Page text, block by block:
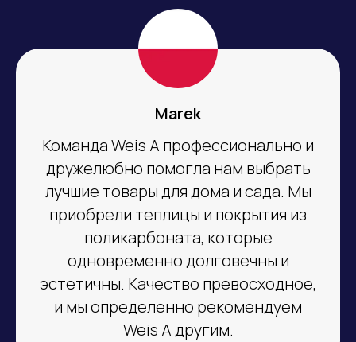
Marek
Команда Weis A профессионально и
дружелюбно помогла нам выбрать
лучшие товары для дома и сада. Мы
приобрели теплицы и покрытия из
поликарбоната, которые
одновременно долговечны и
эстетичны. Качество превосходное,
и мы определенно рекомендуем
Weis A другим.